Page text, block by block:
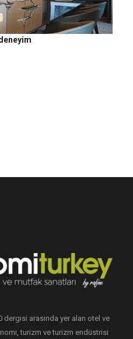
dergisi arasında yer alan otel ve
turizm ve turizm endüstrisi